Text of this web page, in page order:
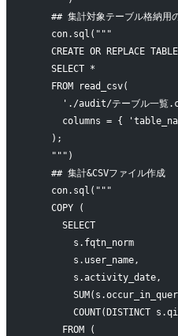
## 集計対象テーブル格納用
    con.sql("""
CREATE OR REPLACE
    SELECT *
    FROM read_csv(
'./audit/テーブル一覧
columns = {
    );
    """)
    ## 集計&CSVファイル作成
    con.sql("""
    COPY (
      SELECT
s.fqtn_norm
        s.user_name,
        s.activity_date,
COUNT(DISTINCT
      FROM (